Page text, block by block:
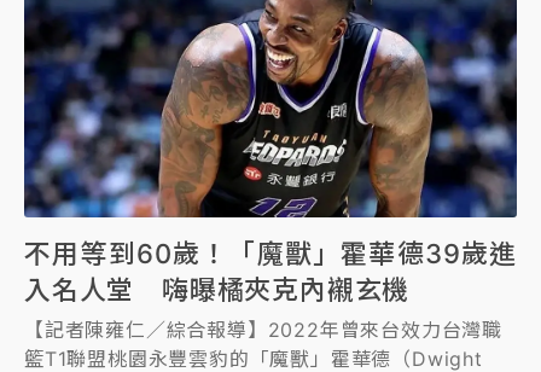
不用等到60歲！「魔獸」霍華德39歲進
入名人堂 嗨曝橘夾克內襯玄機
【記者陳雍仁／綜合報導】2022年曾來台效力台灣職
籃T1聯盟桃園永豐雲豹的「魔獸」霍華德（Dwight